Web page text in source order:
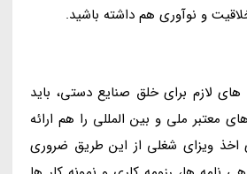
و نوآوری هم داشته باشید.
های لازم برای خلق صنایع دستی، باید
معتبر ملی و بین المللی را هم ارائه
اخذ ویزای شغلی از این طریق ضروری